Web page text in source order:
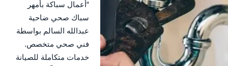
“أعمال سباكة بأمهر
سباك صحي ضاحية
عبدالله السالم بواسطة
فني صحي متخصص.
خدمات متكاملة للصيانة